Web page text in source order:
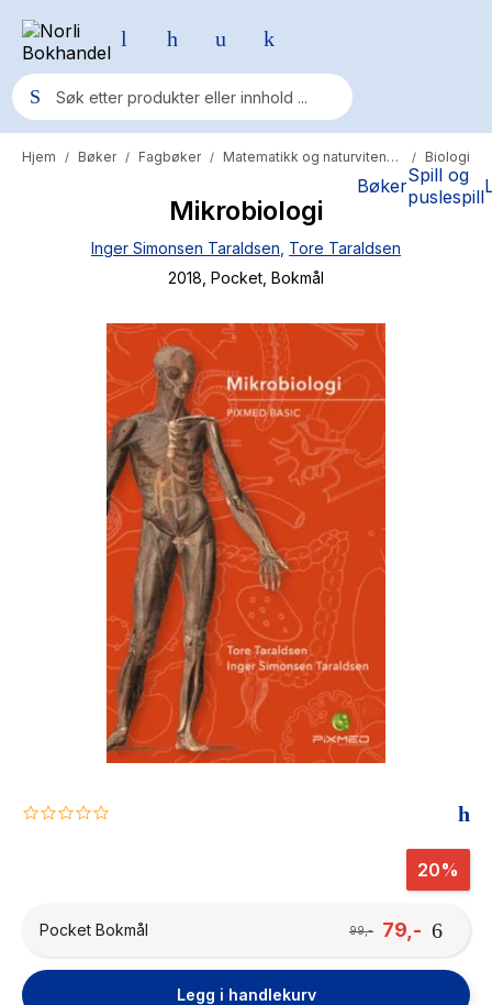
BøkerSpill og
puslespill
Populære søk
One piece
Fury Bound - Sable Sorensen
Yesteryear
Elizabeth Strout
Hypopressiv trening
The Housemaid
Hjem / Bøker / Fagbøker / Matematikk og naturvitenskap / Biologi
Mikrobiologi
Inger Simonsen Taraldsen Tore Taraldsen
2018 , Pocket , Bokmål
0.0
20%
Pocket Bokmål 79,-
99,-
Legg i handlekurv